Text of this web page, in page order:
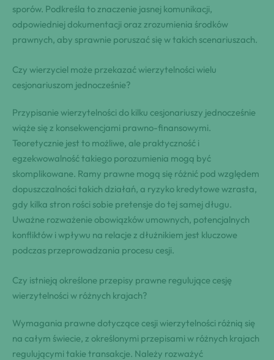
sporów. Podkreśla to znaczenie jasnej komunikacji,
odpowiedniej dokumentacji oraz zrozumienia środków
prawnych, aby sprawnie poruszać się w takich scenariuszach.
Czy wierzyciel może przekazać wierzytelności wielu
cesjonariuszom jednocześnie?
Przypisanie wierzytelności do kilku cesjonariuszy jednocześnie
wiąże się z konsekwencjami prawno-finansowymi.
Teoretycznie jest to możliwe, ale praktyczność i
egzekwowalność takiego porozumienia mogą być
skomplikowane. Ramy prawne mogą się różnić pod względem
dopuszczalności takich działań, a ryzyko kredytowe wzrasta,
gdy kilka stron rości sobie pretensje do tej samej długu.
Uważne rozważenie obowiązków umownych, potencjalnych
konfliktów i wpływu na relacje z dłużnikiem jest kluczowe
podczas przeprowadzania procesu cesji.
Czy istnieją określone przepisy prawne regulujące cesję
wierzytelności w różnych krajach?
Wymagania prawne dotyczące cesji wierzytelności różnią się
na całym świecie, z określonymi przepisami w różnych krajach
regulującymi takie transakcje. Należy rozważyć